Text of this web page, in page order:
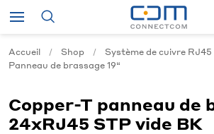
Accueil Shop
Système de cuivre RJ45
Panneau de brassage 19“
Copper-T panneau de
24xRJ45 STP vide BK